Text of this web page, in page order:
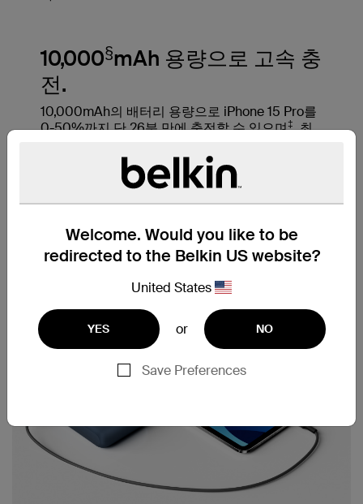
Welcome. Would you like to be
redirected to the Belkin US website?
United States
YES or NO
Save Preferences
10,000§mAh 용량으로 고속 충
전.
10,000mAh의 배터리 용량으로 iPhone 15 Pro를
0-50%까지 단 26분 만에 충전할 수 있으며‡, 최
랫동안 기기를 사용하여 언제 어디서나 연결 상태
를 유지하고 즐거움을 만끽하세요.